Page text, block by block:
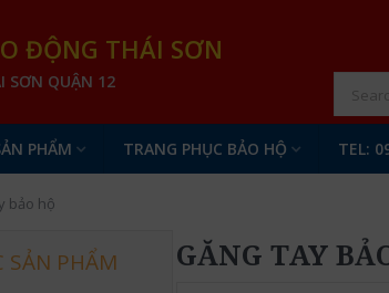
ĐỘNG THÁI SƠN
SƠN QUẬN 12
PHẨM TRANG PHỤC BẢO HỘ TEL:
bảo hộ
GĂNG TAY
SẢN PHẨM